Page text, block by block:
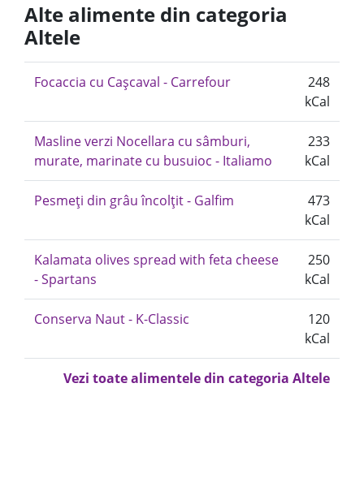
Alte alimente din categoria
Altele
Focaccia cu Cașcaval - Carrefour
248
kCal
Masline verzi Nocellara cu sâmburi,
murate, marinate cu busuioc - Italiamo
233
kCal
Pesmeți din grâu încolțit - Galfim
473
kCal
Kalamata olives spread with feta cheese
- Spartans
250
kCal
Conserva Naut - K-Classic
120
kCal
Vezi toate alimentele din categoria Altele